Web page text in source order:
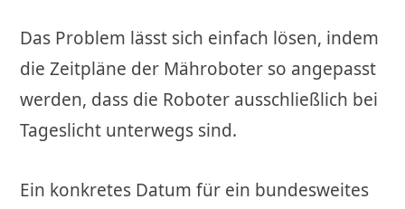
Das Problem lässt sich einfach lösen, indem
die Zeitpläne der Mähroboter so angepasst
werden, dass die Roboter ausschließlich bei
Tageslicht unterwegs sind.
Ein konkretes Datum für ein bundesweites